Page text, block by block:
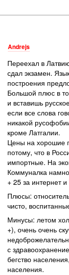
Andrejs
Переехал в
сдал экзамен.
построения
Большой плюс в
и вставишь
если все слова
никакой
кроме Латгалии.
Цены на хорошие
потому, что в
импортные. На
Коммуналка
+ 25 за интернет
Плюсы:
чисто,
Минусы: летом
+), очень очень
с
бегство
населения.